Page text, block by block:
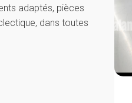
adaptés, pièces
dans toutes